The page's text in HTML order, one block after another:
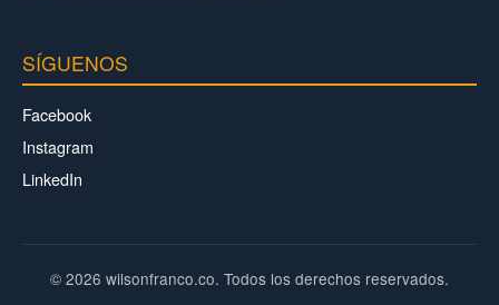
SÍGUENOS
Facebook
Instagram
LinkedIn
© 2026 wilsonfranco.co. Todos los derechos reservados.